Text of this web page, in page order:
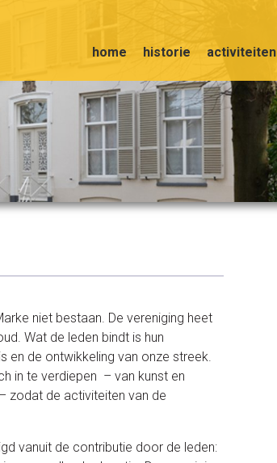
home historie activiteiten
niet bestaan. De vereniging heet
Wat de leden bindt is hun
en de ontwikkeling van onze streek.
in te verdiepen – van kunst en
zodat de activiteiten van de
vanuit de contributie door de leden: